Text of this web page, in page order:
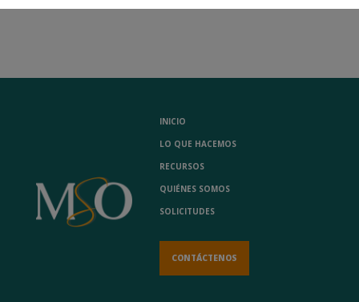
INICIO
LO QUE HACEMOS
RECURSOS
QUIÉNES SOMOS
SOLICITUDES
CONTÁCTENOS